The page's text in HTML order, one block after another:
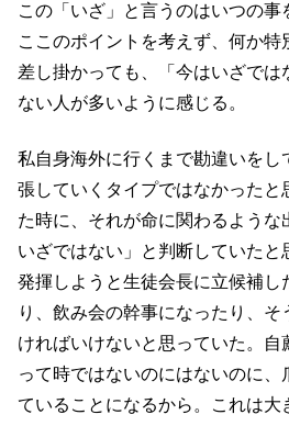
この「いざ」と言うのはいつの事
ここのポイントを考えず、何か特
差し掛かっても、「今はいざでは
ない人が多いように感じる。
私自身海外に行くまで勘違いをし
張していくタイプではなかったと
た時に、それが命に関わるような
いざではない」と判断していたと
発揮しようと生徒会長に立候補し
り、飲み会の幹事になったり、
ければいけないと思っていた。
って時ではないのにはないのに、
ていることになるから。これは大